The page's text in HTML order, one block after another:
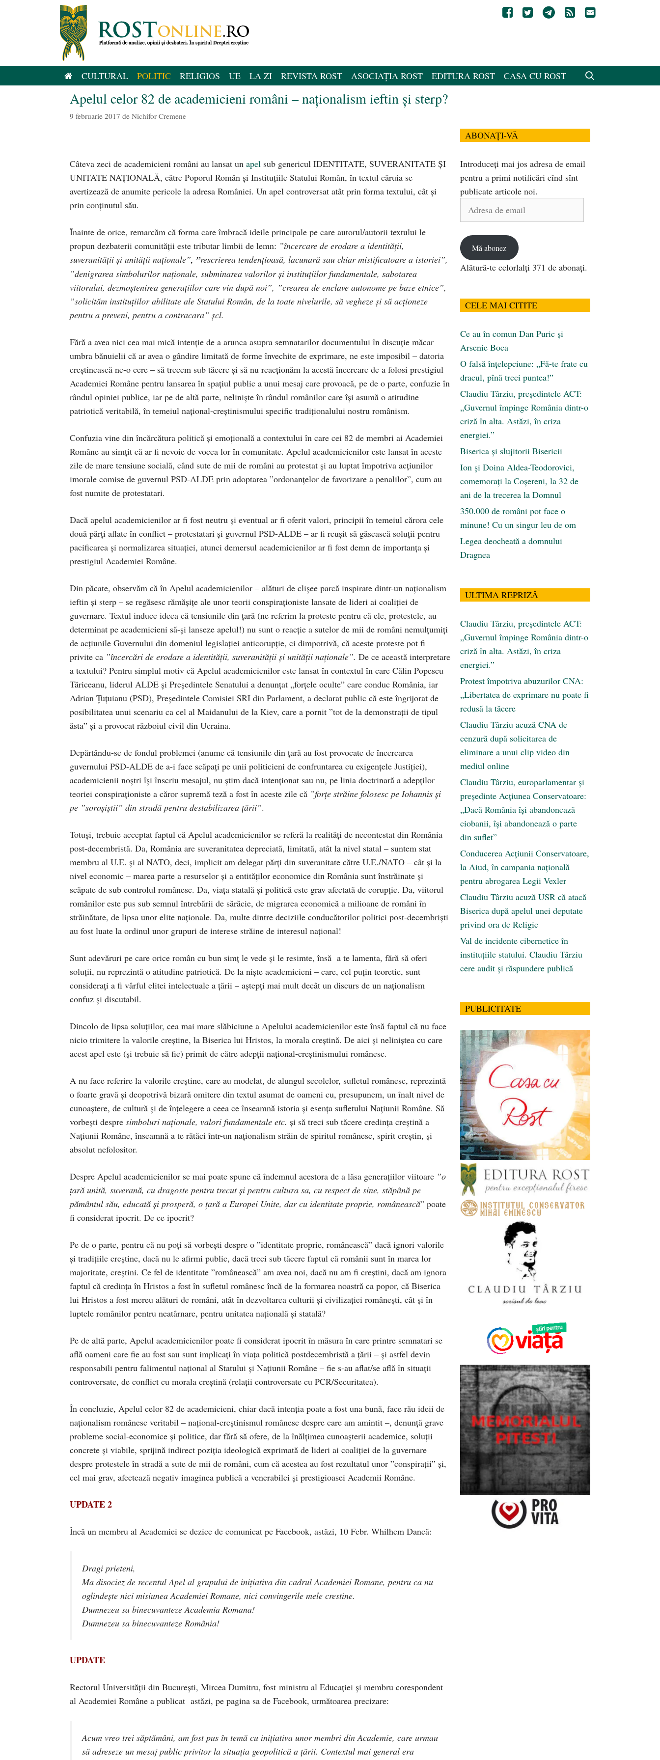
CULTURAL POLITIC RELIGIOS UE LA ZI REVISTA ROST ASOCIAȚIA ROST EDITURA ROST CASA CU ROST
Apelul celor 82 de academicieni români – naționalism ieftin și sterp?
9 februarie 2017 de Nichifor Cremene
Câteva zeci de academicieni români au lansat un apel sub genericul IDENTITATE, SUVERANITATE ȘI
UNITATE NAȚIONALĂ, către Poporul Român și Instituțiile Statului Român, în textul căruia se
avertizează de anumite pericole la adresa României. Un apel controversat atât prin forma textului, cât și
prin conținutul său.
Înainte de orice, remarcăm că forma care îmbracă ideile principale pe care autorul/autorii textului le
propun dezbaterii comunității este tributar limbii de lemn: ”încercare de erodare a identităţii,
suveranităţii şi unităţii naţionale”, ”rescrierea tendenţioasă, lacunară sau chiar mistificatoare a istoriei”,
”denigrarea simbolurilor naţionale, subminarea valorilor şi instituţiilor fundamentale, sabotarea
viitorului, dezmoştenirea generaţiilor care vin după noi”, ”crearea de enclave autonome pe baze etnice”,
”solicităm instituţiilor abilitate ale Statului Român, de la toate nivelurile, să vegheze şi să acţioneze
pentru a preveni, pentru a contracara” șcl.
Fără a avea nici cea mai mică intenție de a arunca asupra semnatarilor documentului în discuție măcar
umbra bănuielii că ar avea o gândire limitată de forme învechite de exprimare, ne este imposibil – datoria
creștinească ne-o cere – să trecem sub tăcere și să nu reacționăm la acestă încercare de a folosi prestigiul
Academiei Române pentru lansarea în spațiul public a unui mesaj care provoacă, pe de o parte, confuzie în
rândul opiniei publice, iar pe de altă parte, neliniște în rândul românilor care își asumă o atitudine
patriotică veritabilă, în temeiul național-creștinismului specific tradiționalului nostru românism.
Confuzia vine din încărcătura politică și emoțională a contextului în care cei 82 de membri ai Academiei
Române au simțit că ar fi nevoie de vocea lor în comunitate. Apelul academicienilor este lansat în aceste
zile de mare tensiune socială, când sute de mii de români au protestat și au luptat împotriva acțiunilor
imorale comise de guvernul PSD-ALDE prin adoptarea ”ordonanțelor de favorizare a penalilor”, cum au
fost numite de protestatari.
Dacă apelul academicienilor ar fi fost neutru și eventual ar fi oferit valori, principii în temeiul cărora cele
două părți aflate în conflict – protestatari și guvernul PSD-ALDE – ar fi reușit să găsească soluții pentru
pacificarea și normalizarea situației, atunci demersul academicienilor ar fi fost demn de importanța și
prestigiul Academiei Române.
Din păcate, observăm că în Apelul academicienilor – alături de clișee parcă inspirate dintr-un naționalism
ieftin și sterp – se regăsesc rămășițe ale unor teorii conspiraționiste lansate de lideri ai coaliției de
guvernare. Textul induce ideea că tensiunile din țară (ne referim la proteste pentru că ele, protestele, au
determinat pe academicieni să-și lanseze apelul!) nu sunt o reacție a sutelor de mii de români nemulțumiți
de acțiunile Guvernului din domeniul legislației anticorupție, ci dimpotrivă, că aceste proteste pot fi
privite ca ”încercări de erodare a identităţii, suveranităţii şi unităţii naţionale”. De ce această interpretare
a textului? Pentru simplul motiv că Apelul academicienilor este lansat în contextul în care Călin Popescu
Tăriceanu, liderul ALDE și Președintele Senatului a denunțat „forțele oculte” care conduc România, iar
Adrian Țuțuianu (PSD), Președintele Comisiei SRI din Parlament, a declarat public că este îngrijorat de
posibilitatea unui scenariu ca cel al Maidanului de la Kiev, care a pornit ”tot de la demonstrații de tipul
ăsta” și a provocat războiul civil din Ucraina.
Depărtându-se de fondul problemei (anume că tensiunile din țară au fost provocate de încercarea
guvernului PSD-ALDE de a-i face scăpați pe unii politicieni de confruntarea cu exigențele Justiției),
academicienii noștri își înscriu mesajul, nu știm dacă intenționat sau nu, pe linia doctrinară a adepților
teoriei conspiraționiste a căror supremă teză a fost în aceste zile că ”forțe străine folosesc pe Iohannis și
pe ”soroșiștii” din stradă pentru destabilizarea țării”.
Totuși, trebuie acceptat faptul că Apelul academicienilor se referă la realități de necontestat din România
post-decembristă. Da, România are suveranitatea depreciată, limitată, atât la nivel statal – suntem stat
membru al U.E. și al NATO, deci, implicit am delegat părți din suveranitate către U.E./NATO – cât și la
nivel economic – marea parte a resurselor și a entităților economice din România sunt înstrăinate și
scăpate de sub controlul românesc. Da, viața statală și politică este grav afectată de corupție. Da, viitorul
românilor este pus sub semnul întrebării de sărăcie, de migrarea economică a milioane de români în
străinătate, de lipsa unor elite naționale. Da, multe dintre deciziile conducătorilor politici post-decembriști
au fost luate la ordinul unor grupuri de interese străine de interesul național!
Sunt adevăruri pe care orice român cu bun simț le vede și le resimte, însă a te lamenta, fără să oferi
soluții, nu reprezintă o atitudine patriotică. De la niște academicieni – care, cel puțin teoretic, sunt
considerați a fi vârful elitei intelectuale a țării – aștepți mai mult decât un discurs de un naționalism
confuz și discutabil.
Dincolo de lipsa soluțiilor, cea mai mare slăbiciune a Apelului academicienilor este însă faptul că nu face
nicio trimitere la valorile creștine, la Biserica lui Hristos, la morala creștină. De aici și neliniștea cu care
acest apel este (și trebuie să fie) primit de către adepții național-creștinismului românesc.
A nu face referire la valorile creștine, care au modelat, de alungul secolelor, sufletul românesc, reprezintă
o foarte gravă și deopotrivă bizară omitere din textul asumat de oameni cu, presupunem, un înalt nivel de
cunoaștere, de cultură și de înțelegere a ceea ce înseamnă istoria și esența sufletului Națiunii Române. Să
vorbești despre simboluri naționale, valori fundamentale etc. și să treci sub tăcere credința creștină a
Națiunii Române, înseamnă a te rătăci într-un naționalism străin de spiritul românesc, spirit creștin, și
absolut nefolositor.
Despre Apelul academicienilor se mai poate spune că îndemnul acestora de a lăsa generațiilor viitoare ”o
țară unită, suverană, cu dragoste pentru trecut și pentru cultura sa, cu respect de sine, stăpână pe
pământul său, educată și prosperă, o țară a Europei Unite, dar cu identitate proprie, românească” poate
fi considerat ipocrit. De ce ipocrit?
Pe de o parte, pentru că nu poți să vorbești despre o ”identitate proprie, românească” dacă ignori valorile
și tradițiile creștine, dacă nu le afirmi public, dacă treci sub tăcere faptul că românii sunt în marea lor
majoritate, creștini. Ce fel de identitate ”românească” am avea noi, dacă nu am fi creștini, dacă am ignora
faptul că credința în Hristos a fost în sufletul românesc încă de la formarea noastră ca popor, că Biserica
lui Hristos a fost mereu alături de români, atât în dezvoltarea culturii și civilizației românești, cât și în
luptele românilor pentru neatârnare, pentru unitatea națională și statală?
Pe de altă parte, Apelul academicienilor poate fi considerat ipocrit în măsura în care printre semnatari se
află oameni care fie au fost sau sunt implicați în viața politică postdecembristă a țării – și astfel devin
responsabili pentru falimentul național al Statului și Națiunii Române – fie s-au aflat/se află în situații
controversate, de conflict cu morala creștină (relații controversate cu PCR/Securitatea).
În concluzie, Apelul celor 82 de academicieni, chiar dacă intenția poate a fost una bună, face rău ideii de
naționalism românesc veritabil – național-creștinismul românesc despre care am amintit –, denunță grave
probleme social-economice și politice, dar fără să ofere, de la înălțimea cunoașterii academice, soluții
concrete și viabile, sprijină indirect poziția ideologică exprimată de lideri ai coaliției de la guvernare
despre protestele în stradă a sute de mii de români, cum că acestea au fost rezultatul unor ”conspirații” și,
cel mai grav, afectează negativ imaginea publică a venerabilei și prestigioasei Academii Române.
UPDATE 2
Încă un membru al Academiei se dezice de comunicat pe Facebook, astăzi, 10 Febr. Whilhem Dancă:
Dragi prieteni,
Ma disociez de recentul Apel al grupului de inițiativa din cadrul Academiei Romane, pentru ca nu
oglindește nici misiunea Academiei Romane, nici convingerile mele crestine.
Dumnezeu sa binecuvanteze Academia Romana!
Dumnezeu sa binecuvanteze România!
UPDATE
Rectorul Universității din București, Mircea Dumitru, fost ministru al Educației și membru corespondent
al Academiei Române a publicat astăzi, pe pagina sa de Facebook, următoarea precizare:
Acum vreo trei săptămâni, am fost pus în temă cu inițiativa unor membri din Academie, care urmau
să adreseze un mesaj public privitor la situația geopolitică a țării. Contextul mai general era
ABONAȚI-VĂ
Introduceți mai jos adresa de email
pentru a primi notificări cînd sînt
publicate articole noi.
Adresa
Mă abonez
Alătură-te celorlalți 371 de abonați.
CELE MAI CITITE
Ce au în comun Dan Puric şi
Arsenie Boca
O falsă înțelepciune: „Fă-te frate cu
dracul, pînă treci puntea!”
Claudiu Târziu, președintele ACT:
„Guvernul împinge România dintr-o
criză în alta. Astăzi, în criza
energiei.”
Biserica și slujitorii Bisericii
Ion și Doina Aldea-Teodorovici,
comemorați la Coșereni, la 32 de
ani de la trecerea la Domnul
350.000 de români pot face o
minune! Cu un singur leu de om
Legea deocheată a domnului
Dragnea
ULTIMA REPRIZĂ
Claudiu Târziu, președintele ACT:
„Guvernul împinge România dintr-o
criză în alta. Astăzi, în criza
energiei.”
Protest împotriva abuzurilor CNA:
„Libertatea de exprimare nu poate fi
redusă la tăcere
Claudiu Târziu acuză CNA de
cenzură după solicitarea de
eliminare a unui clip video din
mediul online
Claudiu Târziu, europarlamentar și
președinte Acțiunea Conservatoare:
„Dacă România își abandonează
ciobanii, își abandonează o parte
din suflet”
Conducerea Acțiunii Conservatoare,
la Aiud, în campania națională
pentru abrogarea Legii Vexler
Claudiu Târziu acuză USR că atacă
Biserica după apelul unei deputate
privind ora de Religie
Val de incidente cibernetice în
instituțiile statului. Claudiu Târziu
cere audit și răspundere publică
PUBLICITATE